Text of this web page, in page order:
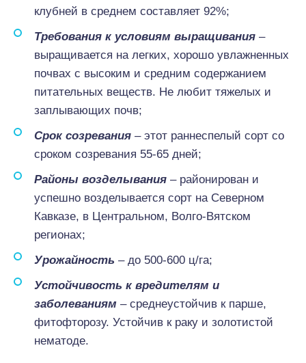
клубней в среднем составляет 92%;
Требования к условиям выращивания –
выращивается на легких, хорошо увлажненных
почвах с высоким и средним содержанием
питательных веществ. Не любит тяжелых и
заплывающих почв;
Срок созревания – этот раннеспелый сорт со
сроком созревания 55-65 дней;
Районы возделывания – районирован и
успешно возделывается сорт на Северном
Кавказе, в Центральном, Волго-Вятском
регионах;
Урожайность – до 500-600 ц/га;
Устойчивость к вредителям и
заболеваниям – среднеустойчив к парше,
фитофторозу. Устойчив к раку и золотистой
нематоде.